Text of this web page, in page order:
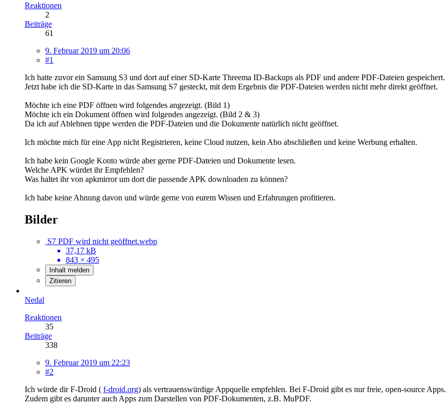
Reaktionen
2
Beiträge
61
9. Februar 2019 um 20:06
#1
Ich hatte zuvor ein Samsung S3 und dort auf einer SD-Karte Threema ID-Backups als PDF und andere PDF-Dateien gespeichert.
Jetzt habe ich die SD-Karte in das Samsung S7 gesteckt, mit dem Ergebnis die PDF-Dateien werden nicht mehr direkt geöffnet.
Möchte ich eine PDF öffnen wird folgendes angezeigt. (Bild 1)
Möchte ich ein Dokument öffnen wird folgendes angezeigt. (Bild 2 & 3)
Da ich auf Ablehnen tippe werden die PDF-Dateien und die Dokumente natürlich nicht geöffnet.
Ich möchte mich für eine App nicht Registrieren, keine Cloud nutzen, kein Abo abschließen und keine Werbung erhalten.
Ich habe kein Google Konto würde aber gerne PDF-Dateien und Dokumente lesen.
Welche APK würdet ihr Empfehlen?
Was haltet ihr von apkmirror um dort die passende APK downloaden zu können?
Ich habe keine Ahnung davon und würde gerne von eurem Wissen und Erfahrungen profitieren.
Bilder
S7 PDF wird nicht geöffnet.webp
37,17 kB
843 × 495
Inhalt melden
Zitieren
Nedal
Reaktionen
35
Beiträge
338
9. Februar 2019 um 22:23
#2
Ich würde dir F-Droid ( f-droid.org) als vertrauenswürdige Appquelle empfehlen. Bei F-Droid gibt es nur freie, open-source Apps.
Zudem gibt es darunter auch Apps zum Darstellen von PDF-Dokumenten, z.B. MuPDF.